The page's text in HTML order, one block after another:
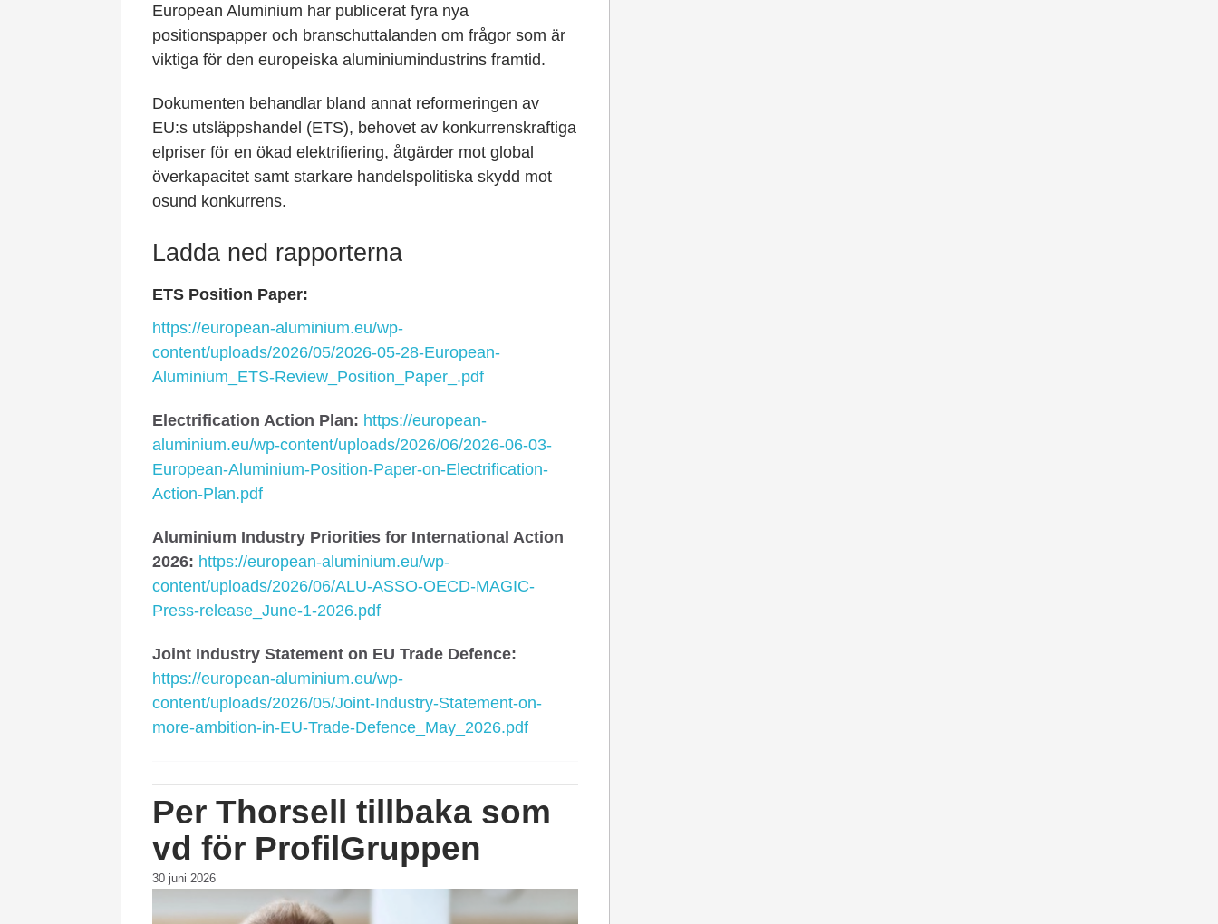
European Aluminium har publicerat fyra nya
positionspapper och branschuttalanden om frågor som är
viktiga för den europeiska aluminiumindustrins framtid.
Dokumenten behandlar bland annat reformeringen av
EU:s utsläppshandel (ETS), behovet av konkurrenskraftiga
elpriser för en ökad elektrifiering, åtgärder mot global
överkapacitet samt starkare handelspolitiska skydd mot
osund konkurrens.
Ladda ned rapporterna
ETS Position Paper:
https://european-aluminium.eu/wp-
content/uploads/2026/05/2026-05-28-European-
Aluminium_ETS-Review_Position_Paper_.pdf
Electrification Action Plan: https://european-
aluminium.eu/wp-content/uploads/2026/06/2026-06-03-
European-Aluminium-Position-Paper-on-Electrification-
Action-Plan.pdf
Aluminium Industry Priorities for International Action
2026: https://european-aluminium.eu/wp-
content/uploads/2026/06/ALU-ASSO-OECD-MAGIC-
Press-release_June-1-2026.pdf
Joint Industry Statement on EU Trade Defence:
https://european-aluminium.eu/wp-
content/uploads/2026/05/Joint-Industry-Statement-on-
more-ambition-in-EU-Trade-Defence_May_2026.pdf
Per Thorsell tillbaka som
vd för ProfilGruppen
30 juni 2026